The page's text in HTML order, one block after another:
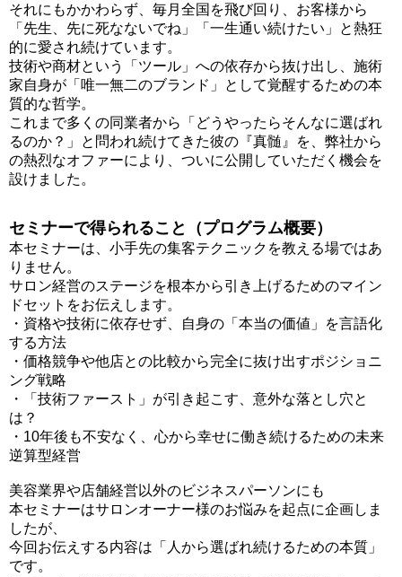
それにもかかわらず、毎月全国を飛び回り、お客様から
「先生、先に死なないでね」「一生通い続けたい」と熱狂
的に愛され続けています。
技術や商材という「ツール」への依存から抜け出し、施術
家自身が「唯一無二のブランド」として覚醒するための本
質的な哲学。
これまで多くの同業者から「どうやったらそんなに選ばれ
るのか？」と問われ続けてきた彼の『真髄』を、弊社から
の熱烈なオファーにより、ついに公開していただく機会を
設けました。
セミナーで得られること（プログラム概要）
本セミナーは、小手先の集客テクニックを教える場ではあ
りません。
サロン経営のステージを根本から引き上げるためのマイン
ドセットをお伝えします。
・資格や技術に依存せず、自身の「本当の価値」を言語化
する方法
・価格競争や他店との比較から完全に抜け出すポジショニ
ング戦略
・「技術ファースト」が引き起こす、意外な落とし穴と
は？
・10年後も不安なく、心から幸せに働き続けるための未来
逆算型経営
美容業界や店舗経営以外のビジネスパーソンにも
本セミナーはサロンオーナー様のお悩みを起点に企画しま
したが、
今回お伝えする内容は「人から選ばれ続けるための本質」
です。